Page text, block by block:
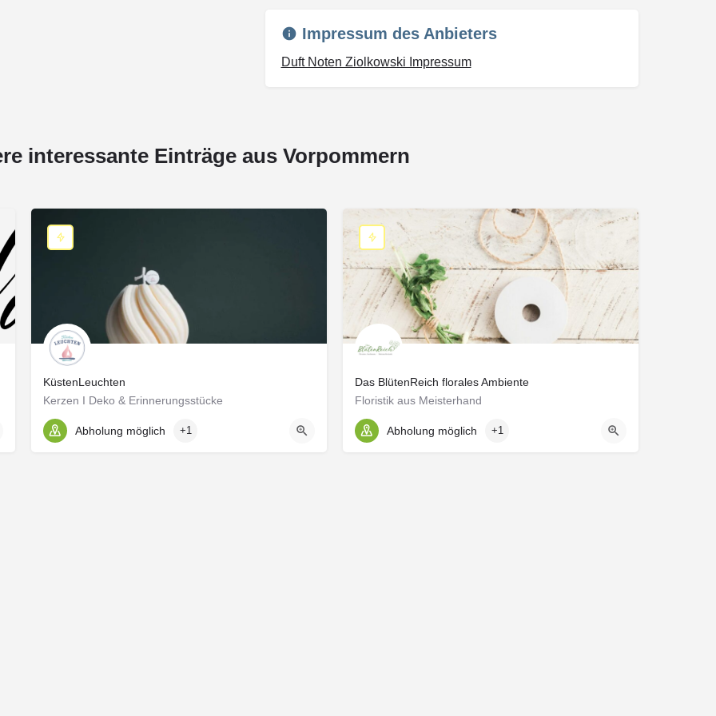
Impressum des Anbieters
Duft Noten Ziolkowski Impressum
interessante Einträge aus Vorpommern
KüstenLeuchten
Kerzen I Deko & Erinnerungsstücke
Abholung möglich +1
Das BlütenReich florales Ambiente
Floristik aus Meisterhand
Abholung möglich +1